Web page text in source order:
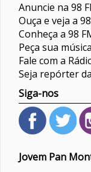
Anuncie na 98
Ouça e veja a
Conheça a 98
Peça sua música
Fale com a
Seja repórter
Siga-nos
Jovem Pan